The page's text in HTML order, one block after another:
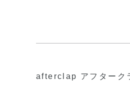
afterclap アフターク